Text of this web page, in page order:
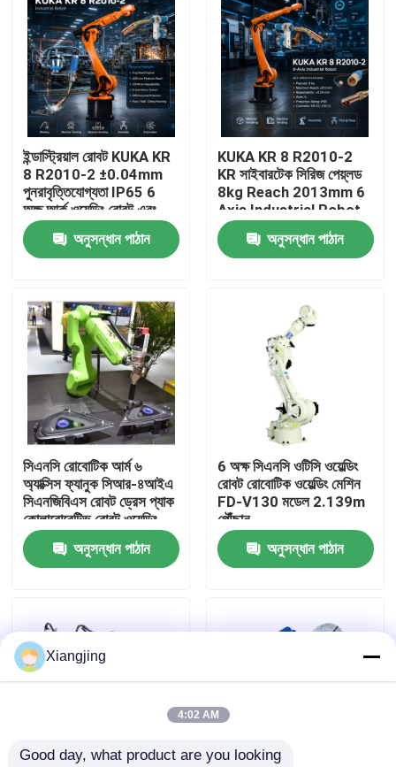
বাড়ি
পণ্য
ভিডিও
আমাদের সম্পর্কে
কারখানা ভ্রমণ
মান নিয়ন্ত্রণ
ব্লগ
শিল্প রোবট হাত
ইন্ডাস্ট্রিয়াল রোবট KUKA KR
8 R2010-2 ±0.04mm
পুনরাবৃত্তিযোগ্যতা IP65 6
অক্ষ আর্ক ওয়েল্ডিং রোবট এবং
KR C4 KR C5 KR C5-2
কন্ট্রোল ক্যাবিনেটঅনুসন্ধান পাঠান
KUKA KR 8 R2010-2
KR সাইবারটেক সিরিজ পেয়্লড
8kg Reach 2013mm 6
Axis Industrial Robot
TBi RM2 রোবট ওয়েল্ডিং টর্চ
অনুসন্ধান পাঠান
সিএনসি রোবোটিক আর্ম ৬
অ্যাক্সিস ফ্যানুক সিআর-৪আইএ
সিএনজিবিএস রোবট ড্রেস প্যাক
কোলাবোরেটিভ রোবট ওয়েল্ডিং
অনুসন্ধান পাঠান
6 অক্ষ সিএনসি ওটিসি ওয়েল্ডিং
রোবট রোবোটিক ওয়েল্ডিং মেশিন
FD-V130 মডেল 2.139m
পৌঁছান
অনুসন্ধান পাঠান
Xiangjing
4:02 AM
Good day, what product are you looking